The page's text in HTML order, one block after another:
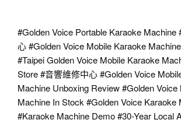
#GoldenVoice Portable Karaoke Machine
心#GoldenVoice Mobile Karaoke
#TaipeiGolden Voice Mobile Karaoke
Store#音響維修中心#GoldenVoice
Machine Unboxing Review#GoldenVoice
Machine In Stock #GoldenVoice Karaoke
#Karaoke Machine Demo #30-Year Local